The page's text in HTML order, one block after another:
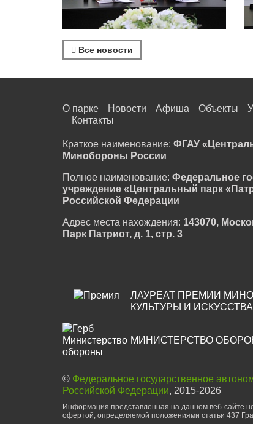
Все новости
О парке Новости Афиша Объекты
Контакты
Краткое наименование: ФГАУ
Минобороны России
Полное наименование: Федеральное
учреждение «Центральный парк
Российской Федерации
Адрес места нахождения: 143070,
Парк Патриот, д. 1, стр. 3
ЛАУРЕАТ ПРЕМИИ
КУЛЬТУРЫ И ИСКУССТВА
МИНИСТЕРСТВО
© Федеральное государственное
Российской Федерации, 2015-2026
Информация представленная на данном веб-сайте
офертой, определяемой положениями статьи 437